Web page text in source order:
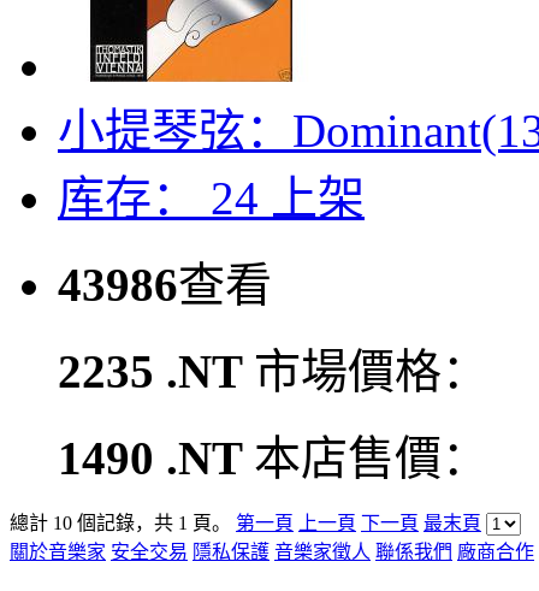
小提琴弦：
库存： 24
上架
43986查看
2235 .NT 市場價格：
1490 .NT 本店售價：
總計 10 個記錄，共 1 頁。 第一頁 上一頁 下一頁 最末頁
關於音樂家 安全交易 隱私保護 音樂家徵人 聯係我們 廠商合作